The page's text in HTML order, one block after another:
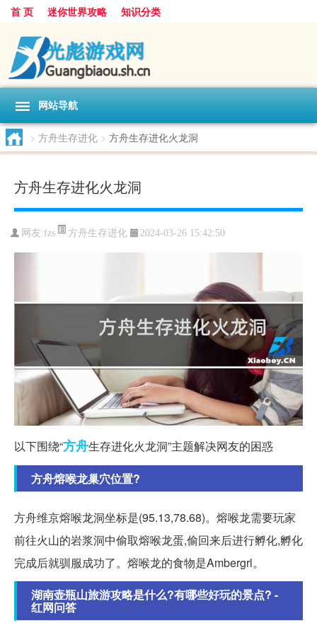
首 页 迷你世界攻略 知识分类
网站导航
> 方舟生存进化 > 方舟生存进化火龙洞
方舟生存进化火龙洞
网友:fzs 方舟生存进化 2024-03-26 15:42:50
以下围绕“方舟生存进化火龙洞”主题解决网友的困惑
方舟熔喉龙巢穴位置?
方舟维京熔喉龙洞坐标是(95.13,78.68)。熔喉龙需要玩家
前往火山的岩浆洞中偷取熔喉龙蛋,偷回来后进行孵化,孵化
完成后就驯服成功了。熔喉龙的食物是Ambergrl。
湖南壶瓶山旅游攻略是什么?有哪些好玩的景点? -
红网问答